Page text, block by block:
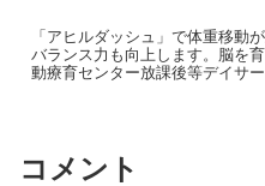
「アヒルダッシュ」で体重移動
バランス力も向上します。脳を
動療育センター放課後等デイサ
コメント